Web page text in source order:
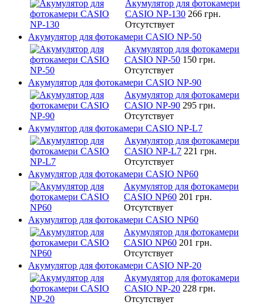
Акумулятор для фотокамери
CASIO NP-130 266 грн.
Отсутствует
Акумулятор для фотокамери CASIO NP-50
Акумулятор для фотокамери
CASIO NP-50 150 грн.
Отсутствует
Акумулятор для фотокамери CASIO NP-90
Акумулятор для фотокамери
CASIO NP-90 295 грн.
Отсутствует
Акумулятор для фотокамери CASIO NP-L7
Акумулятор для фотокамери
CASIO NP-L7 221 грн.
Отсутствует
Акумулятор для фотокамери CASIO NP60
Акумулятор для фотокамери
CASIO NP60 201 грн.
Отсутствует
Акумулятор для фотокамери CASIO NP60
Акумулятор для фотокамери
CASIO NP60 201 грн.
Отсутствует
Акумулятор для фотокамери CASIO NP-20
Акумулятор для фотокамери
CASIO NP-20 228 грн.
Отсутствует